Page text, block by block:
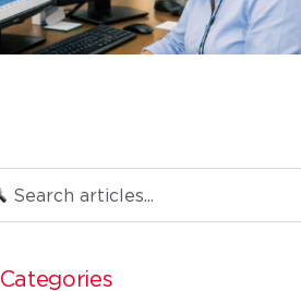
Categories